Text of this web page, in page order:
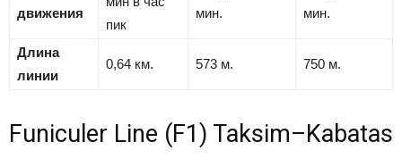
движения
пик
мин.
мин.
Длина
линии
0,64 км. 573 м. 750 м.
Funiculer Line (F1) Taksim–Kabatas